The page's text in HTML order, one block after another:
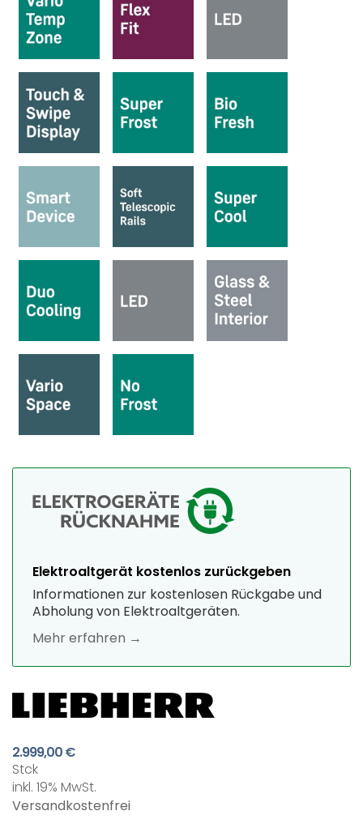
Elektroaltgerät kostenlos zurückgeben
Informationen zur kostenlosen Rückgabe und
Abholung von Elektroaltgeräten.
Mehr erfahren →
2.999,00 €
Stck
inkl. 19% MwSt.
Versandkostenfrei